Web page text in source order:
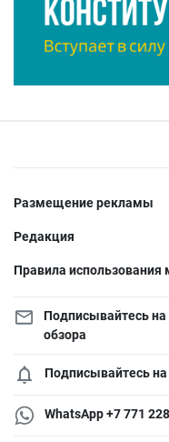
Размещение рекламы
Редакция
Правила использования
Подписывайтесь
обзора
Подписывайтесь
WhatsApp +7 771